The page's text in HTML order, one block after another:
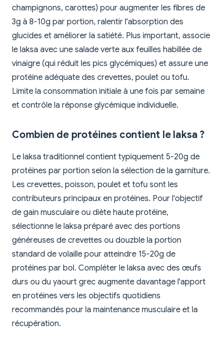
champignons, carottes) pour augmenter les fibres de
3g à 8-10g par portion, ralentir l'absorption des
glucides et améliorer la satiété. Plus important, associe
le laksa avec une salade verte aux feuilles habillée de
vinaigre (qui réduit les pics glycémiques) et assure une
protéine adéquate des crevettes, poulet ou tofu.
Limite la consommation initiale à une fois par semaine
et contrôle la réponse glycémique individuelle.
Combien de protéines contient le laksa ?
Le laksa traditionnel contient typiquement 5-20g de
protéines par portion selon la sélection de la garniture.
Les crevettes, poisson, poulet et tofu sont les
contributeurs principaux en protéines. Pour l'objectif
de gain musculaire ou diète haute protéine,
sélectionne le laksa préparé avec des portions
généreuses de crevettes ou douzble la portion
standard de volaille pour atteindre 15-20g de
protéines par bol. Compléter le laksa avec des œufs
durs ou du yaourt grec augmente davantage l'apport
en protéines vers les objectifs quotidiens
recommandés pour la maintenance musculaire et la
récupération.